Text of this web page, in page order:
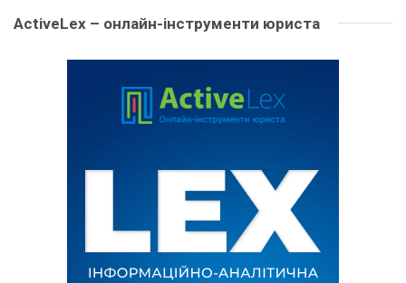
ActiveLex – онлайн-інструменти юриста